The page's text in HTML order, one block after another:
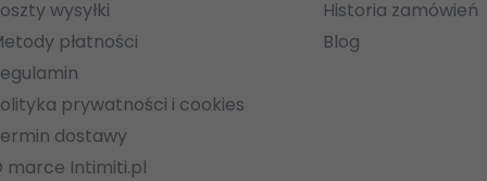
wysyłki
płatności
prywatności i cookies
dostawy
marce Intimiti.pl
Historia zamówień
Blog